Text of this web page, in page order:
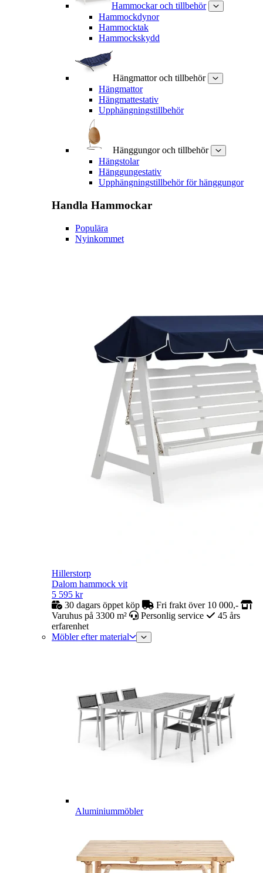
Hammockar och tillbehör
Hammockdynor
Hammocktak
Hammockskydd
Hängmattor och tillbehör
Hängmattor
Hängmattestativ
Upphängningstillbehör
Hänggungor och tillbehör
Hängstolar
Hänggungestativ
Upphängningstillbehör för hänggungor
Handla Hammockar
Populära
Nyinkommet
Hillerstorp
Dalom hammock vit
5 595 kr
30 dagars öppet köp
Fri frakt över 10 000,-
Varuhus på 3300 m²
Personlig service
45 års
erfarenhet
Möbler efter material
Aluminiummöbler